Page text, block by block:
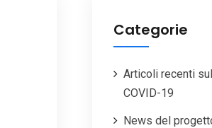
Categorie
Articoli recenti
COVID-19
News del